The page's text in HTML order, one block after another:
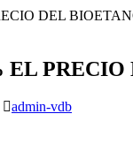
EL
admin-vdb